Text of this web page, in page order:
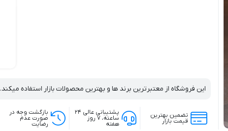
این فروشگاه از معتبرترین برند ها و بهترین محصولات بازار استفاده میکند.
تضمین بهترین
قیمت بازار
پشتیبانی عالی ۲۴
ساعته، ۷ روز
هفته
بازگشت وجه در
صورت عدم
رضایت